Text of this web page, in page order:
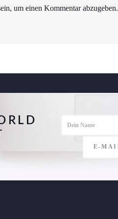
um einen Kommentar abzugeben.